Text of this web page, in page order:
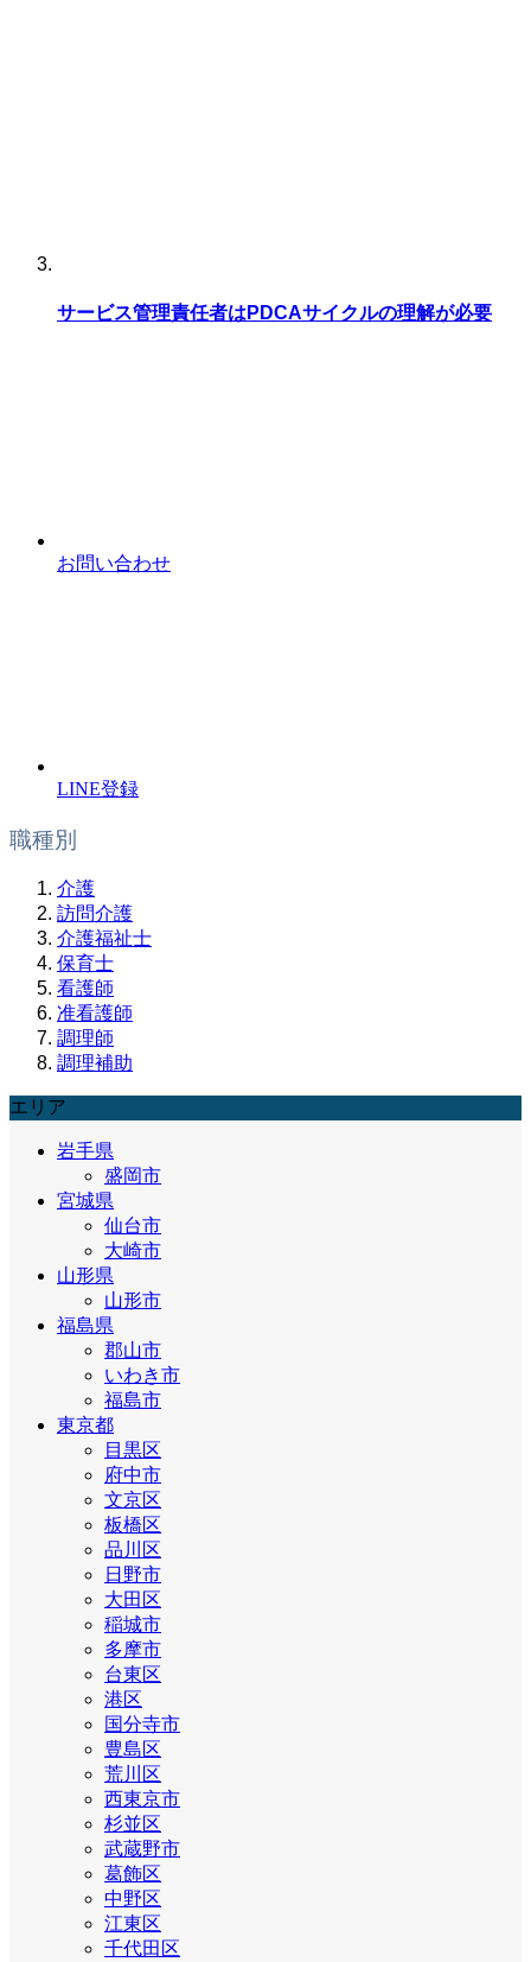
サービス管理責任者はPDCAサイクルの理解が必要
お問い合わせ
LINE登録
職種別
介護
訪問介護
介護福祉士
保育士
看護師
准看護師
調理師
調理補助
エリア
岩手県
盛岡市
宮城県
仙台市
大崎市
山形県
山形市
福島県
郡山市
いわき市
福島市
東京都
目黒区
府中市
文京区
板橋区
品川区
日野市
大田区
稲城市
多摩市
台東区
港区
国分寺市
豊島区
荒川区
西東京市
杉並区
武蔵野市
葛飾区
中野区
江東区
千代田区